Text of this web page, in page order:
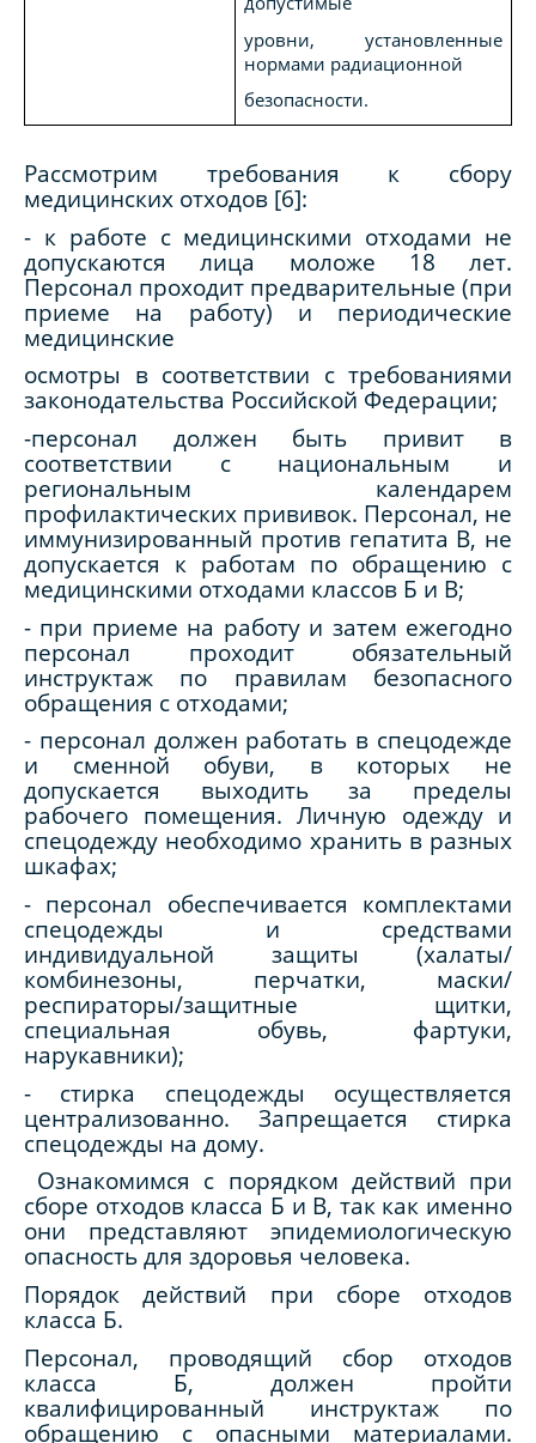
уровни, установленные
нормами радиационной
безопасности.
Рассмотрим требования к сбору
медицинских отходов [6]:
- к работе с медицинскими отходами не
допускаются лица моложе 18 лет.
Персонал проходит предварительные (при
приеме на работу) и периодические
медицинские
осмотры в соответствии с требованиями
законодательства Российской Федерации;
-персонал должен быть привит в
соответствии с национальным и
региональным календарем
профилактических прививок. Персонал, не
иммунизированный против гепатита B, не
допускается к работам по обращению с
медицинскими отходами классов Б и В;
- при приеме на работу и затем ежегодно
персонал проходит обязательный
инструктаж по правилам безопасного
обращения с отходами;
- персонал должен работать в спецодежде
и сменной обуви, в которых не
допускается выходить за пределы
рабочего помещения. Личную одежду и
спецодежду необходимо хранить в разных
шкафах;
- персонал обеспечивается комплектами
спецодежды и средствами
индивидуальной защиты (халаты/
комбинезоны, перчатки, маски/
респираторы/защитные щитки,
специальная обувь, фартуки,
нарукавники);
- стирка спецодежды осуществляется
централизованно. Запрещается стирка
спецодежды на дому.
Ознакомимся с порядком действий при
сборе отходов класса Б и В, так как именно
они представляют эпидемиологическую
опасность для здоровья человека.
Порядок действий при сборе отходов
класса Б.
Персонал, проводящий сбор отходов
класса Б, должен пройти
квалифицированный инструктаж по
обращению с опасными материалами.